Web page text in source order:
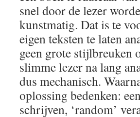
snel door de lezer
kunstmatig. Dat is te
eigen teksten te laten
geen grote stijlbreuken
slimme lezer na lang
dus mechanisch.
oplossing bedenken:
schrijven, ‘random’